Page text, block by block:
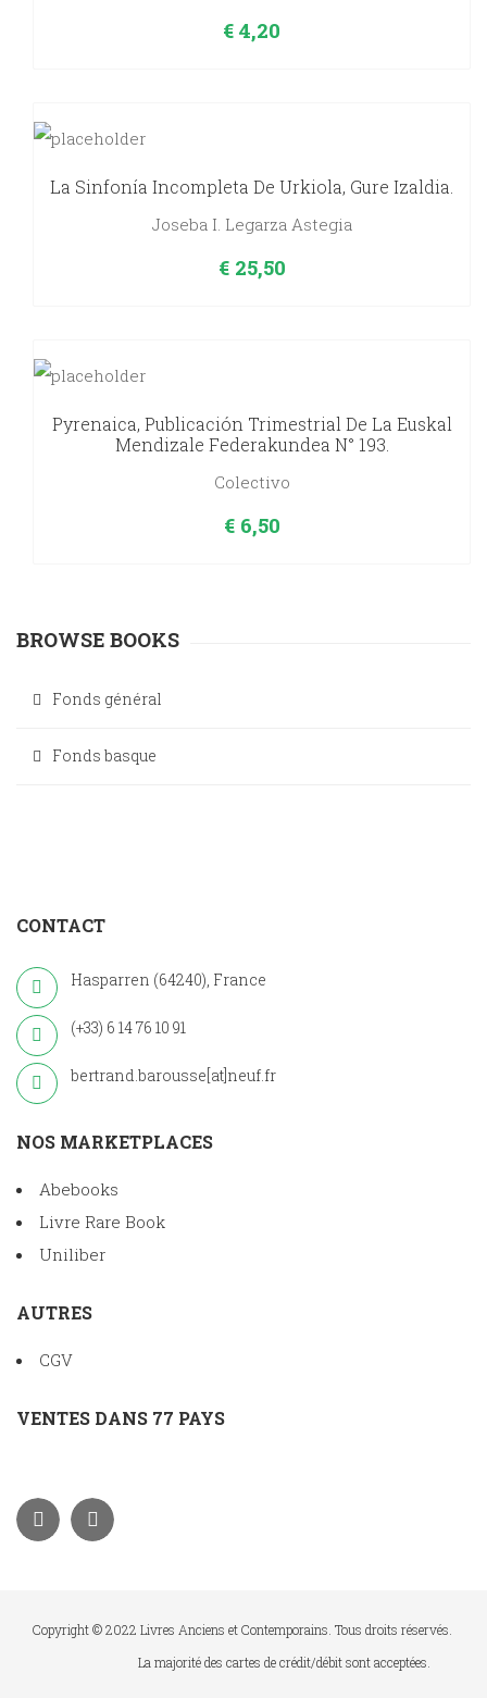
€ 4,20
La Sinfonía Incompleta De Urkiola, Gure Izaldia.
Joseba I. Legarza Astegia
€25,50
Pyrenaica, Publicación Trimestrial De La Euskal
Mendizale Federakundea N° 193.
Colectivo
€6,50
BROWSE BOOKS
Fonds général
Fonds basque
CONTACT
Hasparren (64240), France
(+33) 6 14 76 10 91
bertrand.barousse[at]neuf.fr
NOS MARKETPLACES
Abebooks
Livre Rare Book
Uniliber
AUTRES
CGV
VENTES DANS 77 PAYS
Copyright © 2022 Livres Anciens et Contemporains. Tous droits réservés.
La majorité des cartes de crédit/débit sont acceptées.